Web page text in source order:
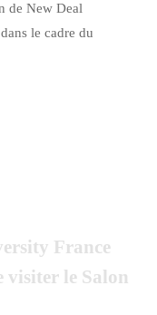
de New Deal
le cadre du
France
visiter le Salon